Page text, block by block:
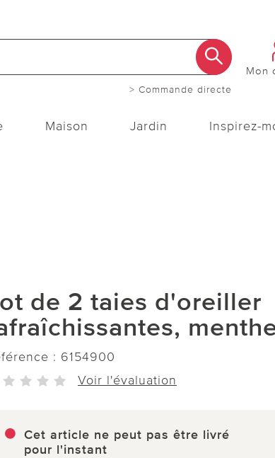
> Commande directe
Mon
Maison Jardin Inspirez-
de 2 taies d'oreiller
: 6154900
Voir l'évaluation
Cet article ne peut pas être livré
pour l'instant